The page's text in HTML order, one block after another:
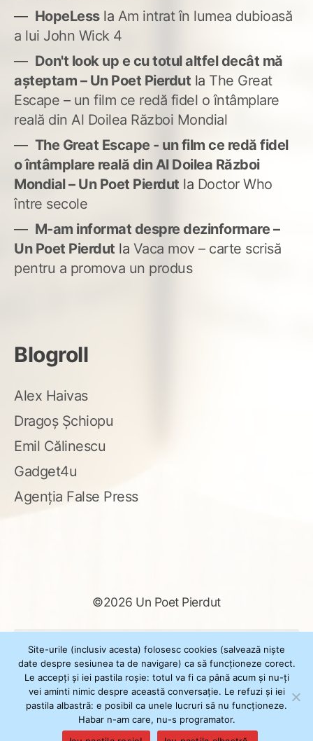
HopeLessla Am intrat în lumea dubioasă
a lui John Wick 4
Don't look up e cu totul altfel decât mă
așteptam – Un Poet Pierdut la The Great
Escape – un film ce redă fidel o întâmplare
reală din Al Doilea Război Mondial
The Great Escape - un film ce redă fidel
o întâmplare reală din Al Doilea Război
Mondial – Un Poet Pierdut la Doctor Who
între secole
M-am informat despre dezinformare –
Un Poet Pierdut la Vaca mov – carte scrisă
pentru a promova un produs
Blogroll
Alex Haivas
Dragoș Șchiopu
Emil Călinescu
Gadget4u
Agenția False Press
©2026 Un Poet Pierdut
după:
Powered byWordPress
ThemeXSimply by Il Jester
Site-urile (inclusiv acesta) folosesc cookies (salvează niște
date despre sesiunea ta de navigare) ca să funcționeze corect.
Le accepți și iei pastila roșie: totul va fi ca până acum și nu-ți
vei aminti nimic despre această conversație. Le refuzi și iei
pastila albastră: e posibil ca unele lucruri să nu funcționeze.
Habar n-am care, nu-s programator.